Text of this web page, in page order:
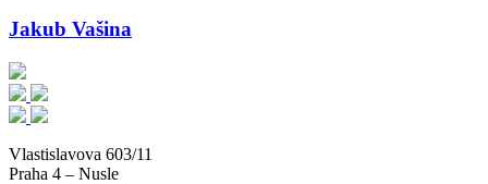
Jakub Vašina
Vlastislavova 603/11
Praha 4 – Nusle